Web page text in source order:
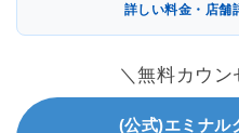
詳しい料金・店舗
＼無料カウン
(公式)エミナル